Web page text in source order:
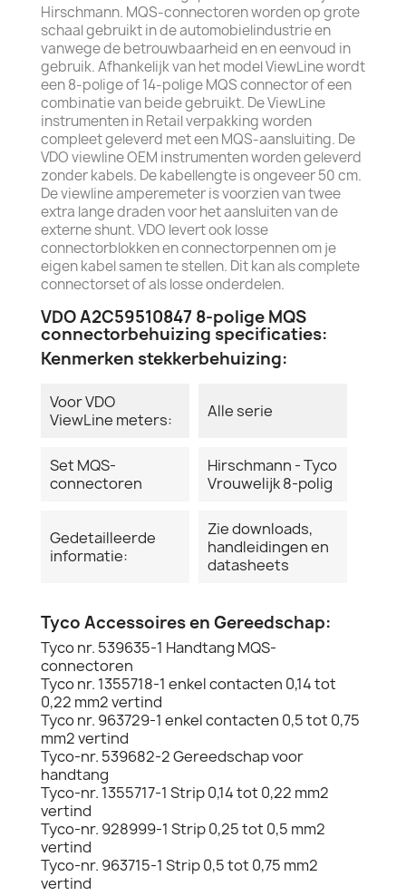
Hirschmann. MQS-connectoren worden op grote
schaal gebruikt in de automobielindustrie en
vanwege de betrouwbaarheid en en eenvoud in
gebruik. Afhankelijk van het model ViewLine wordt
een 8-polige of 14-polige MQS connector of een
combinatie van beide gebruikt. De ViewLine
instrumenten in Retail verpakking worden
compleet geleverd met een MQS-aansluiting. De
VDO viewline OEM instrumenten worden geleverd
zonder kabels. De kabellengte is ongeveer 50 cm.
De viewline amperemeter is voorzien van twee
extra lange draden voor het aansluiten van de
externe shunt. VDO levert ook losse
connectorblokken en connectorpennen om je
eigen kabel samen te stellen. Dit kan als complete
connectorset of als losse onderdelen.
VDO A2C59510847 8-polige MQS
connectorbehuizing specificaties:
Kenmerken stekkerbehuizing:
Voor VDO
ViewLine meters:
Alle serie
Set MQS-
connectoren
Hirschmann - Tyco
Vrouwelijk 8-polig
Gedetailleerde
informatie:
Zie downloads,
handleidingen en
datasheets
Tyco Accessoires en Gereedschap:
Tyco nr. 539635-1 Handtang MQS-
connectoren
Tyco nr. 1355718-1 enkel contacten 0,14 tot
0,22 mm2 vertind
Tyco nr. 963729-1 enkel contacten 0,5 tot 0,75
mm2 vertind
Tyco-nr. 539682-2 Gereedschap voor
handtang
Tyco-nr. 1355717-1 Strip 0,14 tot 0,22 mm2
vertind
Tyco-nr. 928999-1 Strip 0,25 tot 0,5 mm2
vertind
Tyco-nr. 963715-1 Strip 0,5 tot 0,75 mm2
vertind